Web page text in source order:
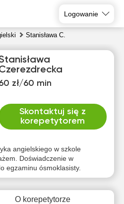
Logowanie
Stanisława C.
zł/60 min
Skontaktuj się z
korepetytorem
angielskiego w szkole
Doświadczenie w
egzaminu ósmoklasisty.
O korepetytorze
9
10
Brak
dostępnych
terminów
Brak
dostępnych
terminów
Brak
terminów